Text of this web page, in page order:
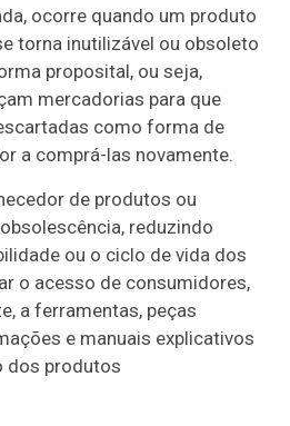
ocorre quando um produto
torna inutilizável ou obsoleto
proposital, ou seja,
mercadorias para que
como forma de
a comprá-las novamente.
de produtos ou
reduzindo
ou o ciclo de vida dos
o acesso de consumidores,
a ferramentas, peças
e manuais explicativos
dos produtos